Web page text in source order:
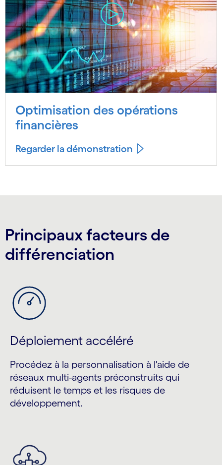
Optimisation des opérations
financières
Regarder la démonstration
Principaux facteurs de
différenciation
Déploiement accéléré
Procédez à la personnalisation à l'aide de
réseaux multi-agents préconstruits qui
réduisent le temps et les risques de
développement.